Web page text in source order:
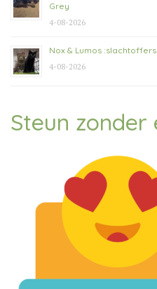
Grey
4-08-2026
Nox & Lumos
4-08-2026
Steun